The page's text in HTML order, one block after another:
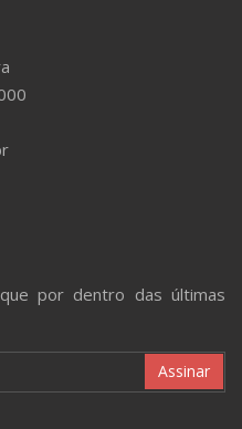
por dentro das últimas
Assinar